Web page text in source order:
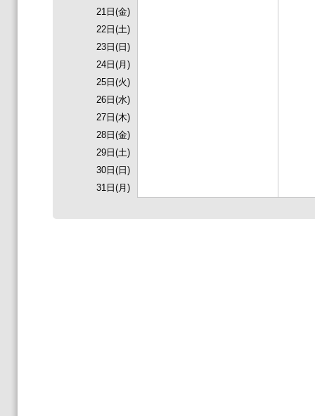
21日(金)
22日(土)
23日(日)
24日(月)
25日(火)
26日(水)
27日(木)
28日(金)
29日(土)
30日(日)
31日(月)